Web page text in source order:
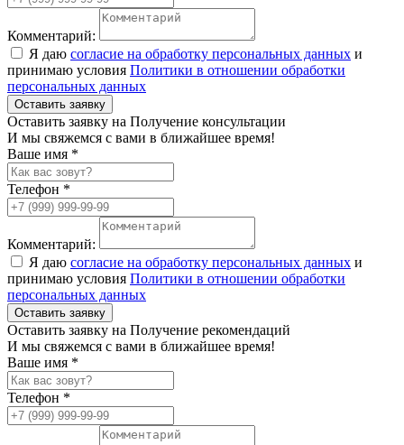
Комментарий:
Я даю согласие на обработку персональных данных и
принимаю условия Политики в отношении обработки
персональных данных
Оставить заявку
Оставить заявку на Получение консультации
И мы свяжемся с вами в ближайшее время!
Ваше имя *
Телефон *
Комментарий:
Я даю согласие на обработку персональных данных и
принимаю условия Политики в отношении обработки
персональных данных
Оставить заявку
Оставить заявку на Получение рекомендаций
И мы свяжемся с вами в ближайшее время!
Ваше имя *
Телефон *